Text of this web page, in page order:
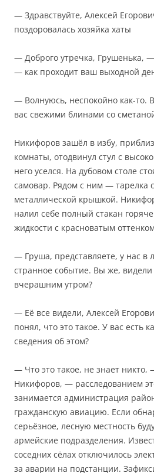
— Здравствуйте, Алексей
поздоровалась хозяйка хаты
— Доброго утречка, Грушенька,
— как проходит ваш выходной
— Волнуюсь, неспокойно как-то.
вас свежими блинами со
Никифоров зашёл в избу,
комнаты, отодвинул стул с
него уселся. На дубовом столе
самовар. Рядом с ним — тарелка
металлической крышкой.
налил себе полный стакан
жидкости с красноватым
— Груша, представляете, у нас в
странное событие. Вы же,
вчерашним утром?
— Её все видели, Алексей
понял, что это такое. У вас есть
сведения об этом?
— Что это такое, не знает никто,
Никифоров, — расследованием
занимается администрация
гражданскую авиацию. Если
серьёзное, лесную местность
армейские подразделения.
соседних сёлах отключилось
за аварии на подстанции.